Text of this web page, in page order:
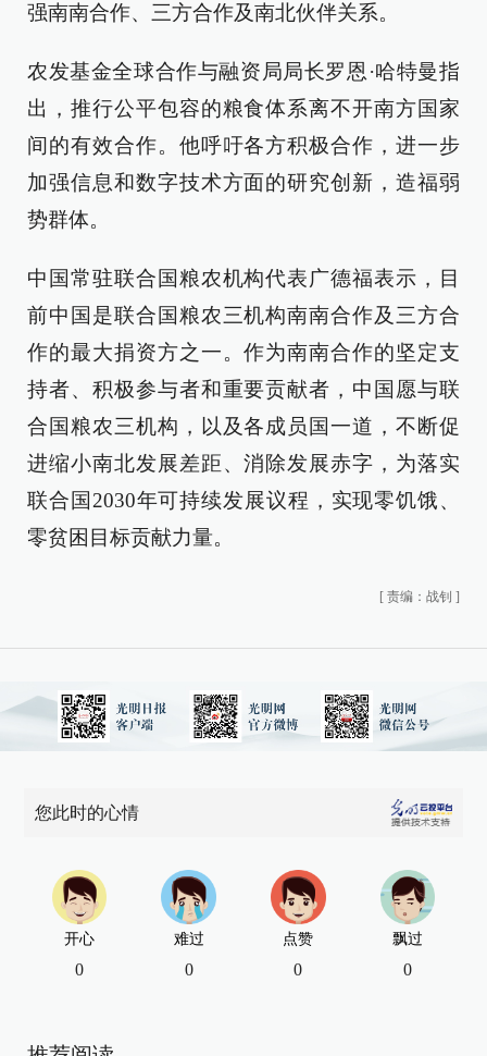
强南南合作、三方合作及南北伙伴关系。
农发基金全球合作与融资局局长罗恩·哈特曼指
出，推行公平包容的粮食体系离不开南方国家
间的有效合作。他呼吁各方积极合作，进一步
加强信息和数字技术方面的研究创新，造福弱
势群体。
中国常驻联合国粮农机构代表广德福表示，目
前中国是联合国粮农三机构南南合作及三方合
作的最大捐资方之一。作为南南合作的坚定支
持者、积极参与者和重要贡献者，中国愿与联
合国粮农三机构，以及各成员国一道，不断促
进缩小南北发展差距、消除发展赤字，为落实
联合国2030年可持续发展议程，实现零饥饿、
零贫困目标贡献力量。
[ 责编：战钊 ]
您此时的心情
开心
0
难过
0
点赞
0
飘过
0